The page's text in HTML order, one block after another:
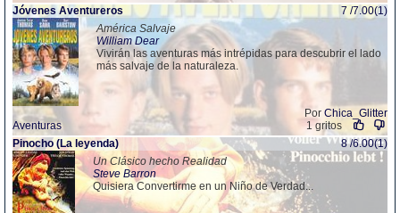
Jóvenes Aventureros
7 /7.00(1)
América Salvaje
William Dear
Vivirán las aventuras más intrépidas para descubrir el lado
más salvaje de la naturaleza.
Por Chica_Glitter
Aventuras
1 gritos
Pinocho (La leyenda)
8 /6.00(1)
Un Clásico hecho Realidad
Steve Barron
Quisiera Convertirme en un Niño de Verdad...